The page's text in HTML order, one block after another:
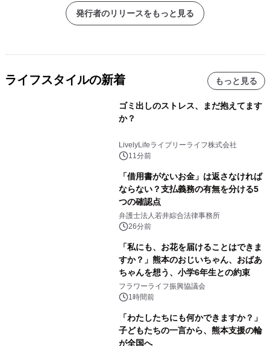
発行者のリリースをもっと見る
ライフスタイルの新着 もっと見る
ゴミ出しのストレス、まだ抱えてます
か？
LivelyLifeライブリーライフ株式会社
11分前
「借用書がないお金」は返さなければ
ならない？支払義務の有無を分ける5
つの確認点
弁護士法人若井綜合法律事務所
26分前
「私にも、お花を届けることはできま
すか？」熊本のおじいちゃん、おばあ
ちゃんを想う、小学6年生との約束
フラワーライフ振興協議会
1時間前
「わたしたちにも何かできますか？」
子どもたちの一言から、熊本支援の輪
が全国へ